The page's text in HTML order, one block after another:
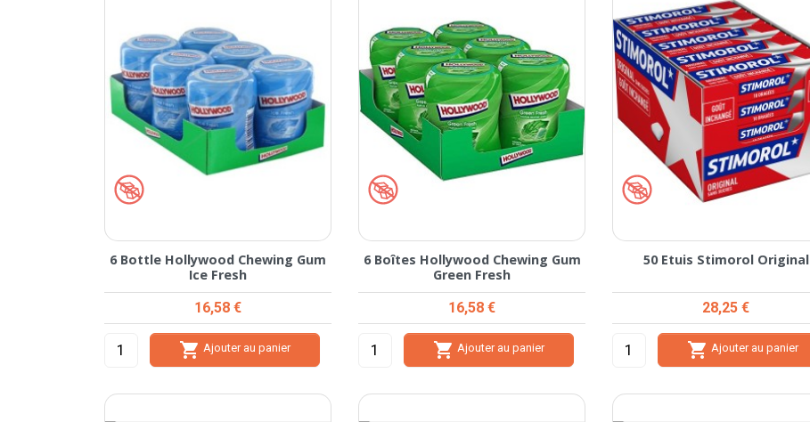
6 Bottle Hollywood Chewing Gum
Ice Fresh
Prix
16,58 €
 Ajouter au panier
6 Boîtes Hollywood Chewing Gum
Green Fresh
Prix
16,58 €
 Ajouter au panier
50 Etuis Stimorol Original
Prix
28,25 €
 Ajouter au panier